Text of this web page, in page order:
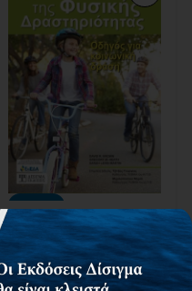
-33%
Προώθηση της Φυσικής
Δραστηριότητας
Μιχαλοπούλου Μαρία
,
Τζέτζης Γεώργιος